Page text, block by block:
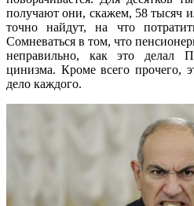
получают они, скажем, 58 тысяч
точно найдут, на что
Сомневаться в том, что
неправильно, как это
цинизма. Кроме всего прочего,
дело каждого.